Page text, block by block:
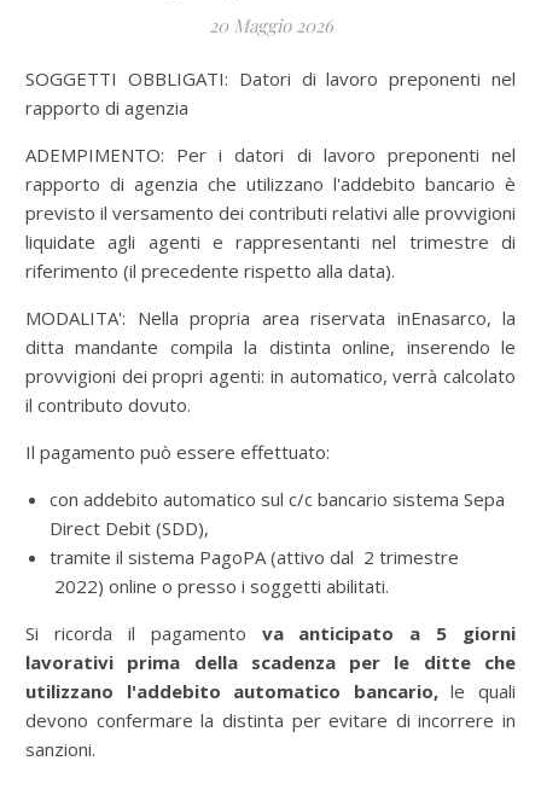
20 Maggio 2026
SOGGETTI OBBLIGATI: Datori di lavoro preponenti nel
rapporto di agenzia
ADEMPIMENTO: Per i datori di lavoro preponenti nel
rapporto di agenzia che utilizzano l'addebito bancario è
previsto il versamento dei contributi relativi alle provvigioni
liquidate agli agenti e rappresentanti nel trimestre di
riferimento (il precedente rispetto alla data).
MODALITA': Nella propria area riservata inEnasarco, la
ditta mandante compila la distinta online, inserendo le
provvigioni dei propri agenti: in automatico, verrà calcolato
il contributo dovuto.
Il pagamento può essere effettuato:
con addebito automatico sul c/c bancario sistema Sepa
Direct Debit (SDD),
tramite il sistema PagoPA (attivo dal 2 trimestre
2022) online o presso i soggetti abilitati.
Si ricorda il pagamento va anticipato a 5 giorni
lavorativi prima della scadenza per le ditte che
utilizzano l'addebito automatico bancario,le quali
devono confermare la distinta per evitare di incorrere in
sanzioni.